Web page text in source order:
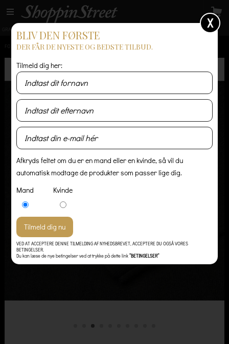
GRATIS LEVERING
FORSIDE / HERRE / TRØJER & STRIK / CARHARTT PLAYOFF SWEATER - SORT
X
BLIV DEN FØRSTE
DER FÅR DE NYESTE OG BEDSTE TILBUD.
Tilmeld dig her:
Afkryds feltet om du er en mand eller en kvinde, så vil du
automatisk modtage de produkter som passer lige dig.
Mand
Kvinde
VED AT ACCEPTERE DENNE TILMELDING AF NYHEDSBREVET, ACCEPTERE DU OGSÅ VORES
BETINGELSER.
Du kan læse de nye betingelser ved at trykke på dette link”BETINGELSER”